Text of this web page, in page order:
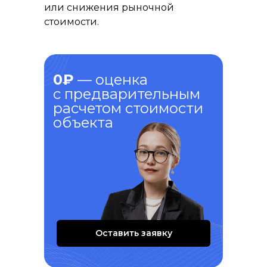
0₽ — оценка
с предварительным
расчетом стоимости
объекта
Оставить заявку
или снижения рыночной
стоимости.